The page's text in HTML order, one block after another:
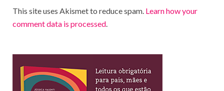
This site uses Akismet to reduce spam. Learn how your
comment data is processed.